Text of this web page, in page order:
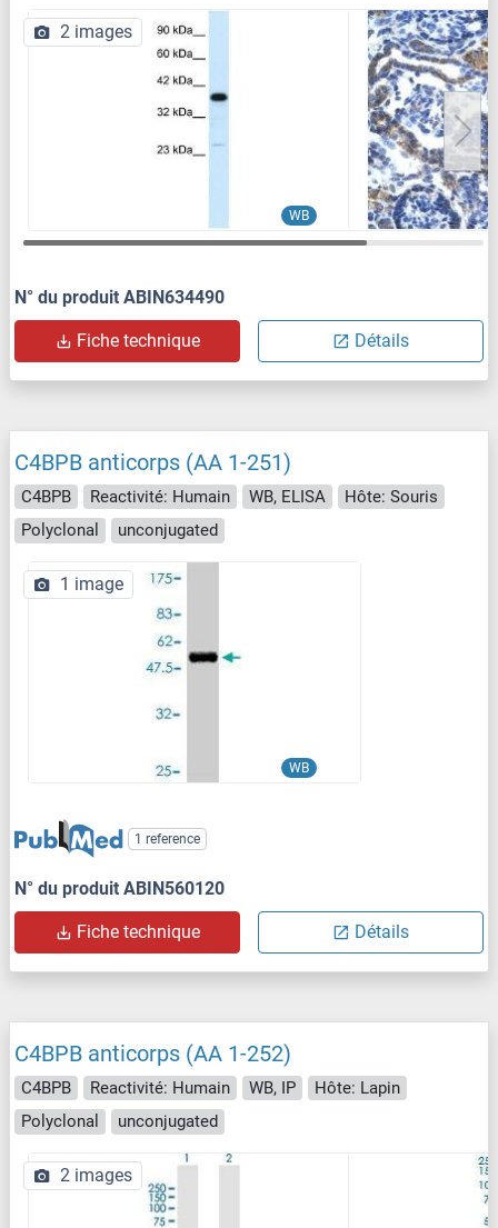
WB
2 images
N° du produit ABIN634490
Fiche technique Détails
C4BPB anticorps (AA 1-251)
C4BPB Reactivité: Humain WB, ELISA
Hôte: Souris
Polyclonal
unconjugated
WB
1 image
1 reference
N° du produit ABIN560120
Fiche technique Détails
C4BPB anticorps (AA 1-252)
C4BPB Reactivité: Humain WB, IP
Hôte: Lapin
Polyclonal
unconjugated
2 images